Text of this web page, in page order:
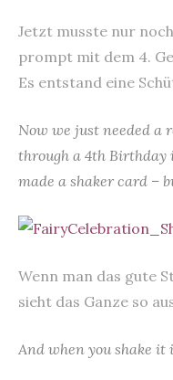
Jetzt musste nur
prompt mit dem 4.
Es entstand eine
Now we just needed a
through a 4th Birthday
made a shaker card –
Wenn man das gute
sieht das Ganze so
And when you shake